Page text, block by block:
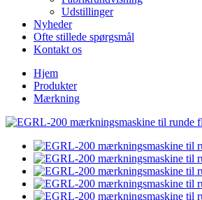
Udstillinger
Nyheder
Ofte stillede spørgsmål
Kontakt os
Hjem
Produkter
Mærkning